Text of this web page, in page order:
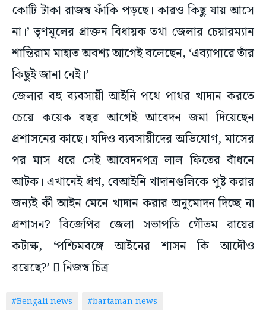
কোটি টাকা রাজস্ব ফাঁকি পড়ছে। কারও কিছু যায় আসে
না।’ তৃণমূলের প্রাক্তন বিধায়ক তথা জেলার চেয়ারম্যান
শান্তিরাম মাহাত অবশ্য আগেই বলেছেন, ‘এব্যাপারে তাঁর
কিছুই জানা নেই।’
জেলার বহু ব্যবসায়ী আইনি পথে পাথর খাদান করতে
চেয়ে কয়েক বছর আগেই আবেদন জমা দিয়েছেন
প্রশাসনের কাছে। যদিও ব্যবসায়ীদের অভিযোগ, মাসের
পর মাস ধরে সেই আবেদনপত্র লাল ফিতের বাঁধনে
আটক। এখানেই প্রশ্ন, বেআইনি খাদানগুলিকে পুষ্ট করার
জন্যই কী আইন মেনে খাদান করার অনুমোদন দিচ্ছে না
প্রশাসন? বিজেপির জেলা সভাপতি গৌতম রায়ের
কটাক্ষ, ‘পশ্চিমবঙ্গে আইনের শাসন কি আদৌও
রয়েছে?’  নিজস্ব চিত্র
#Bengali news #bartaman news